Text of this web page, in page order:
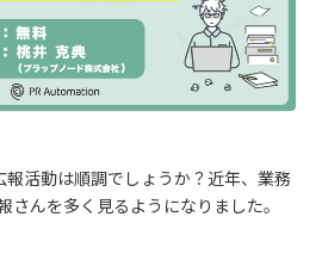
活動は順調でしょうか？近年、業務
さんを多く見るようになりました。